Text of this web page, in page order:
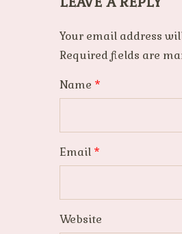
Your email address
Required fields are
Name *
Email *
Website